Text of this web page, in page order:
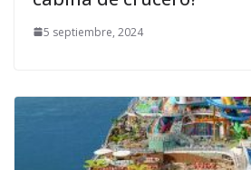
5 septiembre, 2024